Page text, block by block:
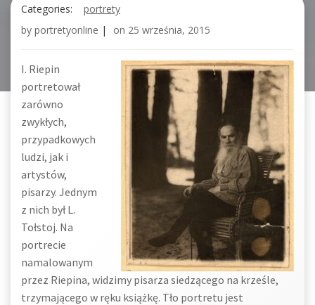
Categories:
portrety
by portretyonline | on 25 września, 2015
I. Riepin
portretował
zarówno
zwykłych,
przypadkowych
ludzi, jak i
artystów,
pisarzy. Jednym
z nich był L.
Tołstoj. Na
portrecie
namalowanym
przez Riepina, widzimy pisarza siedzącego na krześle,
trzymającego w ręku książkę. Tło portretu jest